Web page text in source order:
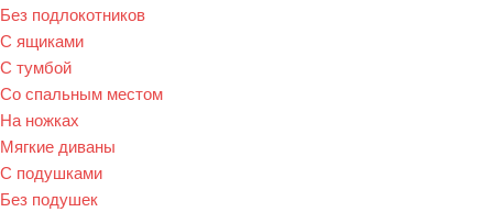
Без подлокотников
С ящиками
С тумбой
Со спальным местом
На ножках
Мягкие диваны
С подушками
Без подушек